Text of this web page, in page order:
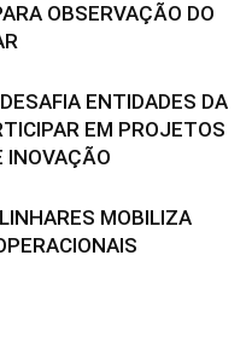
OBSERVAÇÃO DO
ENTIDADES DA
EM PROJETOS
INOVAÇÃO
MOBILIZA